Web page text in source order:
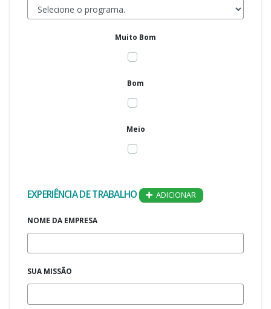
Muito Bom
Bom
Meio
EXPERIÊNCIA DE TRABALHO ADICIONAR
NOME DA EMPRESA
SUA MISSÃO